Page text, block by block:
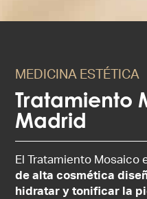
MEDICINA ESTÉTICA
Tratamiento
Madrid
El Tratamiento Mosaico
de alta cosmética
hidratar y tonificar la